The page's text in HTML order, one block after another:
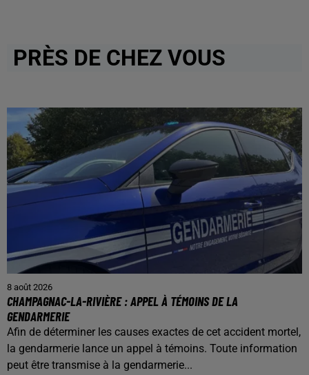
PRÈS DE CHEZ VOUS
8 août 2026
CHAMPAGNAC-LA-RIVIÈRE : APPEL À TÉMOINS DE LA
GENDARMERIE
Afin de déterminer les causes exactes de cet accident mortel,
la gendarmerie lance un appel à témoins. Toute information
peut être transmise à la gendarmerie...